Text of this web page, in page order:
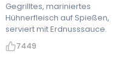
Gegrilltes, mariniertes
Hühnerfleisch auf Spießen,
serviert mit Erdnusssauce.
7449